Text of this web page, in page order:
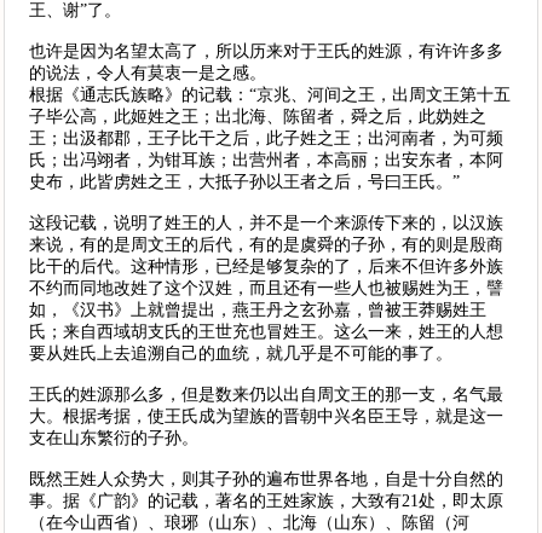
王、谢”了。
也许是因为名望太高了，所以历来对于王氏的姓源，有许许多多
的说法，令人有莫衷一是之感。
根据《通志氏族略》的记载：“京兆、河间之王，出周文王第十五
子毕公高，此姬姓之王；出北海、陈留者，舜之后，此妫姓之
王；出汲都郡，王子比干之后，此子姓之王；出河南者，为可频
氏；出冯翊者，为钳耳族；出营州者，本高丽；出安东者，本阿
史布，此皆虏姓之王，大抵子孙以王者之后，号曰王氏。”
这段记载，说明了姓王的人，并不是一个来源传下来的，以汉族
来说，有的是周文王的后代，有的是虞舜的子孙，有的则是殷商
比干的后代。这种情形，已经是够复杂的了，后来不但许多外族
不约而同地改姓了这个汉姓，而且还有一些人也被赐姓为王，譬
如，《汉书》上就曾提出，燕王丹之玄孙嘉，曾被王莽赐姓王
氏；来自西域胡支氏的王世充也冒姓王。这么一来，姓王的人想
要从姓氏上去追溯自己的血统，就几乎是不可能的事了。
王氏的姓源那么多，但是数来仍以出自周文王的那一支，名气最
大。根据考据，使王氏成为望族的晋朝中兴名臣王导，就是这一
支在山东繁衍的子孙。
既然王姓人众势大，则其子孙的遍布世界各地，自是十分自然的
事。据《广韵》的记载，著名的王姓家族，大致有21处，即太原
（在今山西省）、琅琊（山东）、北海（山东）、陈留（河